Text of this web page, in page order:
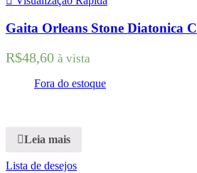
Gaita Orleans Stone Diatonica C
R$48,60 à vista
Fora do estoque
Leia mais
Lista de desejos